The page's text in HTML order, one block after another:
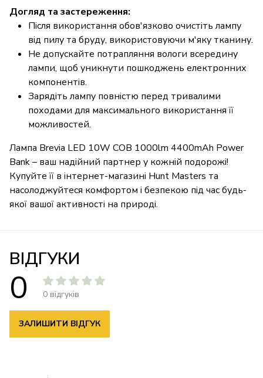
Догляд та застереження:
Після використання обов'язково очистіть лампу
від пилу та бруду, використовуючи м'яку тканину.
Не допускайте потрапляння вологи всередину
лампи, щоб уникнути пошкоджень електронних
компонентів.
Зарядіть лампу повністю перед тривалими
походами для максимального використання її
можливостей.
Лампа Brevia LED 10W COB 1000lm 4400mAh Power
Bank – ваш надійний партнер у кожній подорожі!
Купуйте її в інтернет-магазині Hunt Masters та
насолоджуйтеся комфортом і безпекою під час будь-
якої вашої активності на природі.
ВІДГУКИ
0 0 відгуків
ЗАЛИШИТИ ВІДГУК